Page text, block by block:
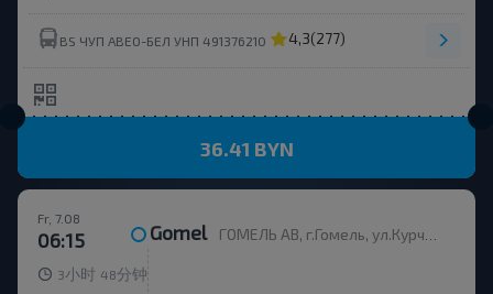
BS ЧУП АВЕО-БЕЛ УНП 491376210 4,3(277)
36.41 BYN
Fr, 7.08
06:15 Gomel ГОМЕЛЬ АВ, г.Гомель, ул.Курчатова 1, Беларусь
3 小时 48 分钟